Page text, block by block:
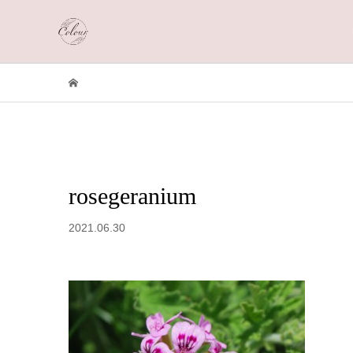
rosegeranium
2021.06.30